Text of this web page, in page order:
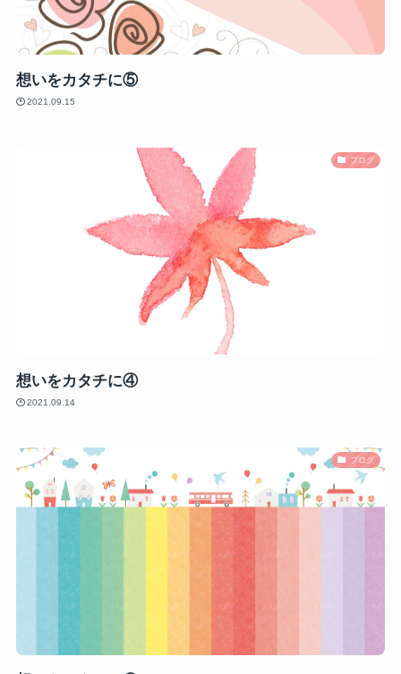
想いをカタチに⑤
2021.09.15
ブログ
想いをカタチに④
2021.09.14
ブログ